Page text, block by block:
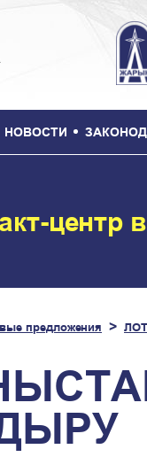
НОВОСТИ
центр
предложения